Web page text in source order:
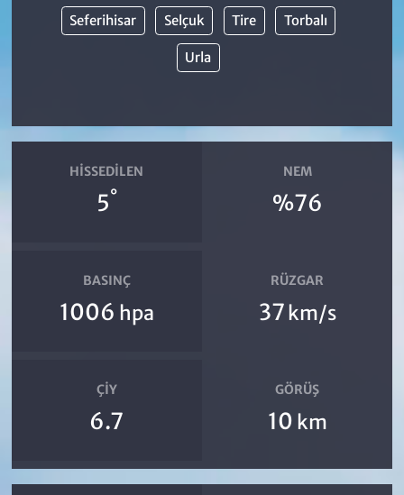
Seferihisar Selçuk Tire Torbalı
Urla
HISSEDILEN
5°
NEM
%76
BASINÇ
1006 hpa
RÜZGAR
37 km/s
ÇIY
6.7
GÖRÜŞ
10 km